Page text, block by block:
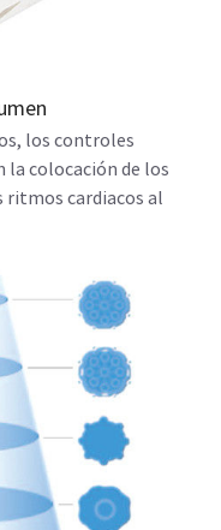
los controles
colocación de los
cardiacos al